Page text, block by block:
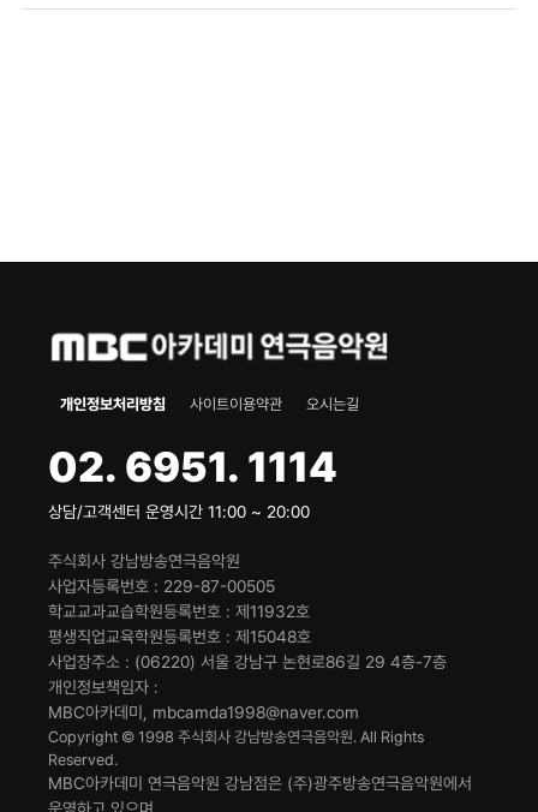
개인정보처리방침 사이트이용약관 오시는길
02. 6951. 1114
상담/고객센터 운영시간 11:00 ~ 20:00
주식회사 강남방송연극음악원
사업자등록번호
229-87-00505
학교교과교습학원등록번호
제11932호
평생직업교육학원등록번호
제15048호
사업장주소
(06220) 서울 강남구 논현로86길 29 4층-7층
개인정보책임자
MBC아카데미, mbcamda1998@naver.com
Copyright © 1998 주식회사 강남방송연극음악원. All Rights
Reserved.
MBC아카데미 연극음악원 강남점은 (주)광주방송연극음악원에서